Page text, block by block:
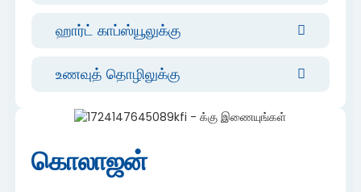
ஹார்ட் காப்ஸ்யூலுக்கு
உணவுத் தொழிலுக்கு
கொலாஜன்